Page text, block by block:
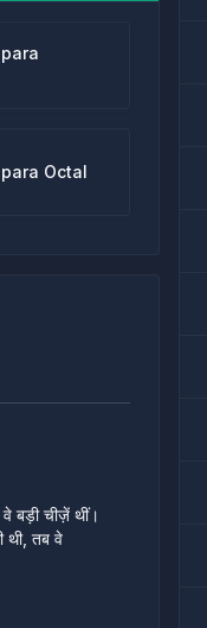
Octal
बड़ी चीज़ें थीं।
थी, तब वे